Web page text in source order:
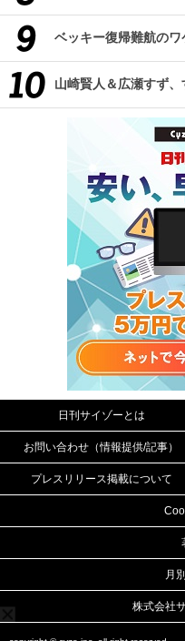
ベッキー復帰難航のワ
山崎賢人＆広瀬すず
日刊サイゾーとは
お問い合わせ（情報提供/記事）
プレスリリース掲載について
月
株式会社